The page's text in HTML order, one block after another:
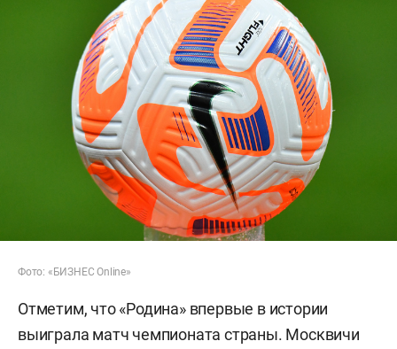
Фото: «БИЗНЕС Online»
Отметим, что «Родина» впервые в истории
выиграла матч чемпионата страны. Москвичи